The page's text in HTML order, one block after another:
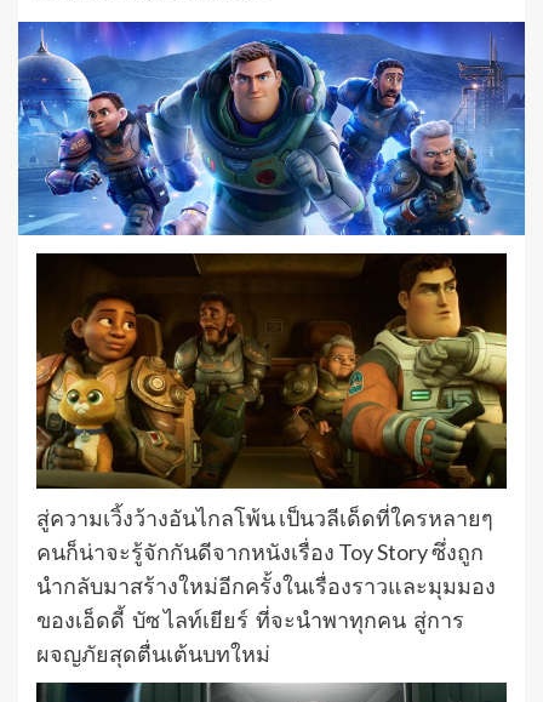
สู่ความเวิ้งว้างอันไกลโพ้น เป็นวลีเด็ดที่ใครหลายๆ
คนก็น่าจะรู้จักกันดีจากหนังเรื่อง Toy Story ซึ่งถูก
นำกลับมาสร้างใหม่อีกครั้งในเรื่องราวและมุมมอง
ของเอ็ดดี้ บัซ ไลท์เยียร์ ที่จะนำพาทุกคน สู่การ
ผจญภัยสุดตื่นเต้นบทใหม่